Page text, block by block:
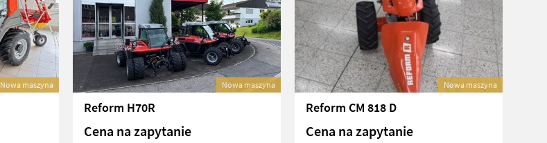
Nowa maszyna Nowa maszyna
Reform H70R
Cena na zapytanie
Nowa maszyna
Reform CM 818 D
Cena na zapytanie